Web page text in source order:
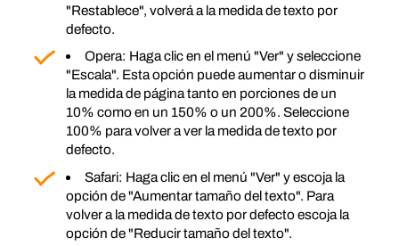
"Restablece", volverá a la medida de texto por
defecto.
Opera: Haga clic en el menú "Ver" y seleccione
"Escala". Esta opción puede aumentar o disminuir
la medida de página tanto en porciones de un
10% como en un 150% o un 200%. Seleccione
100% para volver a ver la medida de texto por
defecto.
Safari: Haga clic en el menú "Ver" y escoja la
opción de "Aumentar tamaño del texto". Para
volver a la medida de texto por defecto escoja la
opción de "Reducir tamaño del texto".